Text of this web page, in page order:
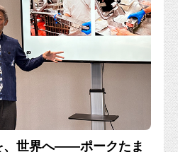
、世界へ――ポークたま